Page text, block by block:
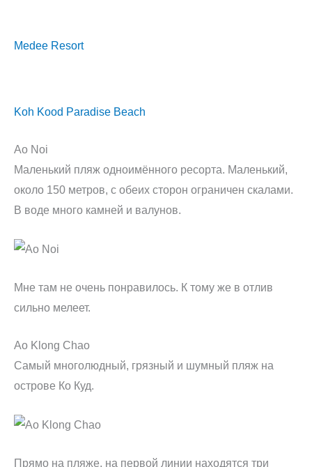
Medee Resort
Koh Kood Paradise Beach
Ao Noi
Маленький пляж одноимённого ресорта. Маленький,
около 150 метров, с обеих сторон ограничен скалами.
В воде много камней и валунов.
Мне там не очень понравилось. К тому же в отлив
сильно мелеет.
Ao Klong Chao
Самый многолюдный, грязный и шумный пляж на
острове Ко Куд.
Прямо на пляже, на первой линии находятся три